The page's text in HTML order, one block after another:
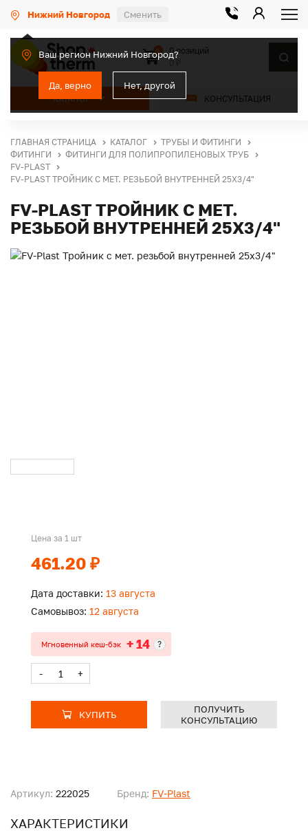
Нижний Новгород Сменить
Ваш регион Нижний Новгород?
Да, верно Нет, другой
КАТАЛОГ КОНСУЛЬТАЦИЯ
0
0 позиций
ГЛАВНАЯ СТРАНИЦА КАТАЛОГ
ТРУБЫ И ФИТИНГИ
ФИТИНГИ
ФИТИНГИ ДЛЯ ПОЛИПРОПИЛЕНОВЫХ ТРУБ
FV-PLAST
FV-PLAST ТРОЙНИК С МЕТ. РЕЗЬБОЙ ВНУТРЕННЕЙ 25Х3/4"
FV-PLAST ТРОЙНИК С МЕТ.
РЕЗЬБОЙ ВНУТРЕННЕЙ 25Х3/4"
Артикул: 222025 Бренд: FV-Plast
ХАРАКТЕРИСТИКИ
Цена за 1 шт
461.20 ₽
Дата доставки: 13 августа
Самовывоз: 12 августа
Мгновенный кеш-бэк + 14 ?
- +
КУПИТЬ
ПОЛУЧИТЬ
КОНСУЛЬТАЦИЮ